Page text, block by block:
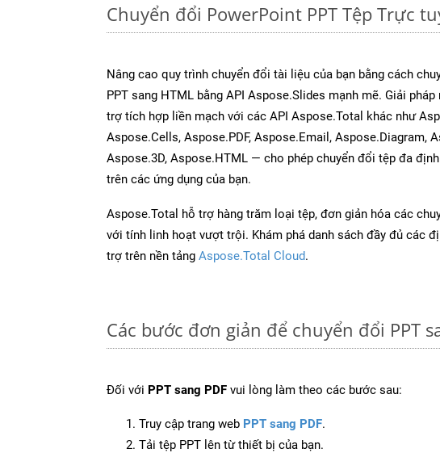
Chuyển đổi PowerPoint PPT Tệp Trực
Nâng cao quy trình chuyển đổi tài liệu của bạn bằng cách
PPT sang HTML bằng API Aspose.Slides mạnh mẽ. Giải pháp
trợ tích hợp liền mạch với các API Aspose.Total khác như
Aspose.Cells, Aspose.PDF, Aspose.Email, Aspose.Diagram,
Aspose.3D, Aspose.HTML — cho phép chuyển đổi tệp đa
trên các ứng dụng của bạn.
Aspose.Total hỗ trợ hàng trăm loại tệp, đơn giản hóa các
với tính linh hoạt vượt trội. Khám phá danh sách đầy đủ các
trợ trên nền tảng Aspose.Total Cloud.
Các bước đơn giản để chuyển đổi PPT
Đối với PPT sang PDF vui lòng làm theo các bước sau:
Truy cập trang web PPT sang PDF.
Tải tệp PPT lên từ thiết bị của bạn.